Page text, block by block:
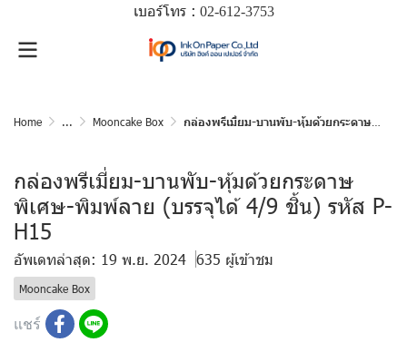
เบอร์โทร : 02-612-3753
Home ... Mooncake Box กล่องพรีเมี่ยม-บานพับ-หุ้มด้วยกระดาษพิเศษ-พิมพ์ลาย (บรรจุได้ 4/9 ชิ้น) รหัส P-H15
กล่องพรีเมี่ยม-บานพับ-หุ้มด้วยกระดาษ
พิเศษ-พิมพ์ลาย (บรรจุได้ 4/9 ชิ้น) รหัส P-
H15
อัพเดทล่าสุด: 19 พ.ย. 2024 635 ผู้เข้าชม
Mooncake Box
แชร์